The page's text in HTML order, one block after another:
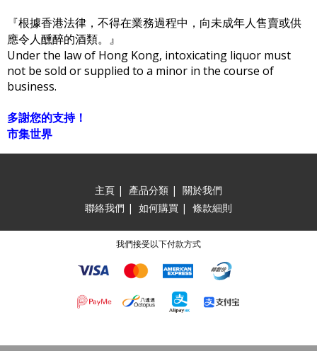
『根據香港法律，不得在業務過程中，向未成年人售賣或供
應令人醺醉的酒類。』
Under the law of Hong Kong, intoxicating liquor must
not be sold or supplied to a minor in the course of
business.
多謝您的支持！
市集世界
主頁 | 產品分類 | 關於我們
聯絡我們 | 如何購買 | 條款細則
我們接受以下付款方式